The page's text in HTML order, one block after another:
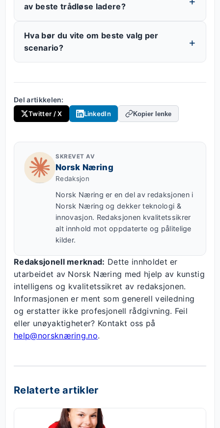
av beste trådløse ladere?
Hva bør du vite om beste valg per
scenario?
Del artikkelen:
Twitter / X LinkedIn Kopier lenke
SKREVET AV
Norsk Næring
Redaksjon
Norsk Næring er en del av redaksjonen i
Norsk Næring og dekker teknologi &
innovasjon. Redaksjonen kvalitetssikrer
alt innhold mot oppdaterte og pålitelige
kilder.
Redaksjonell merknad: Dette innholdet er
utarbeidet av Norsk Næring med hjelp av kunstig
intelligens og kvalitetssikret av redaksjonen.
Informasjonen er ment som generell veiledning
og erstatter ikke profesjonell rådgivning. Feil
eller unøyaktigheter? Kontakt oss på
help@norsknæring.no.
Relaterte artikler